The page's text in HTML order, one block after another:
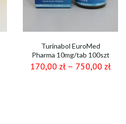
Turinabol EuroMed
Pharma 10mg/tab 100szt
170,00 zł – 750,00 zł